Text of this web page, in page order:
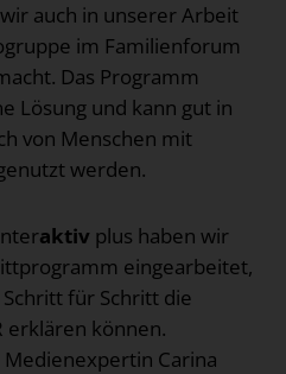
auch in unserer Arbeit
im Familienforum
Das Programm
Lösung und kann gut in
von Menschen mit
werden.
aktiv plus haben wir
eingearbeitet,
für Schritt die
erklären können.
Carina